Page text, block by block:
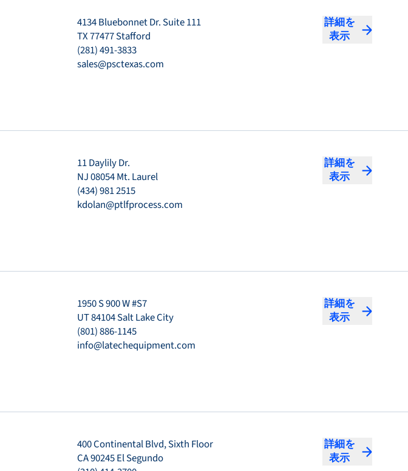
4134 Bluebonnet Dr. Suite 111
TX 77477 Stafford
(281) 491-3833
sales@psctexas.com
詳細を
表示
11 Daylily Dr.
NJ 08054 Mt. Laurel
(434) 981 2515
kdolan@ptlfprocess.com
詳細を
表示
1950 S 900 W #S7
UT 84104 Salt Lake City
(801) 886-1145
info@latechequipment.com
詳細を
表示
400 Continental Blvd, Sixth Floor
CA 90245 El Segundo
詳細を
表示